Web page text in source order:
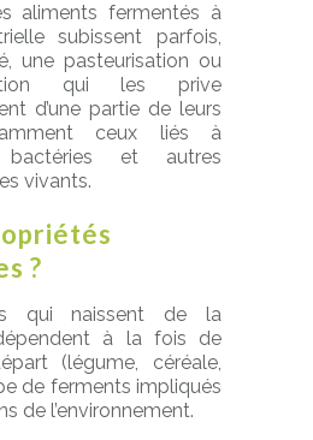
aliments fermentés à
subissent parfois,
une pasteurisation ou
qui les prive
d’une partie de leurs
ceux liés à
et autres
vivants.
?
qui naissent de la
à la fois de
(légume, céréale,
de ferments impliqués
de l’environnement.